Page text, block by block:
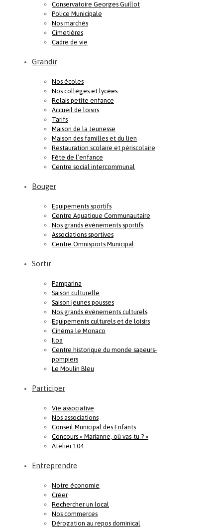
Conservatoire Georges Guillot
Police Municipale
Nos marchés
Cimetières
Cadre de vie
Grandir
Nos écoles
Nos collèges et lycées
Relais petite enfance
Accueil de loisirs
Tarifs
Maison de la Jeunesse
Maison des familles et du lien
Restauration scolaire et périscolaire
Fête de l’enfance
Centre social intercommunal
Bouger
Equipements sportifs
Centre Aquatique Communautaire
Nos grands évènements sportifs
Associations sportives
Centre Omnisports Municipal
Sortir
Pamparina
Saison culturelle
Saison jeunes pousses
Nos grands événements culturels
Equipements culturels et de loisirs
Cinéma le Monaco
Iloa
Centre historique du monde sapeurs-
pompiers
Le Moulin Bleu
Participer
Vie associative
Nos associations
Conseil Municipal des Enfants
Concours « Marianne, où vas-tu ? »
Atelier 104
Entreprendre
Notre économie
Créer
Rechercher un local
Nos commerces
Dérogation au repos dominical